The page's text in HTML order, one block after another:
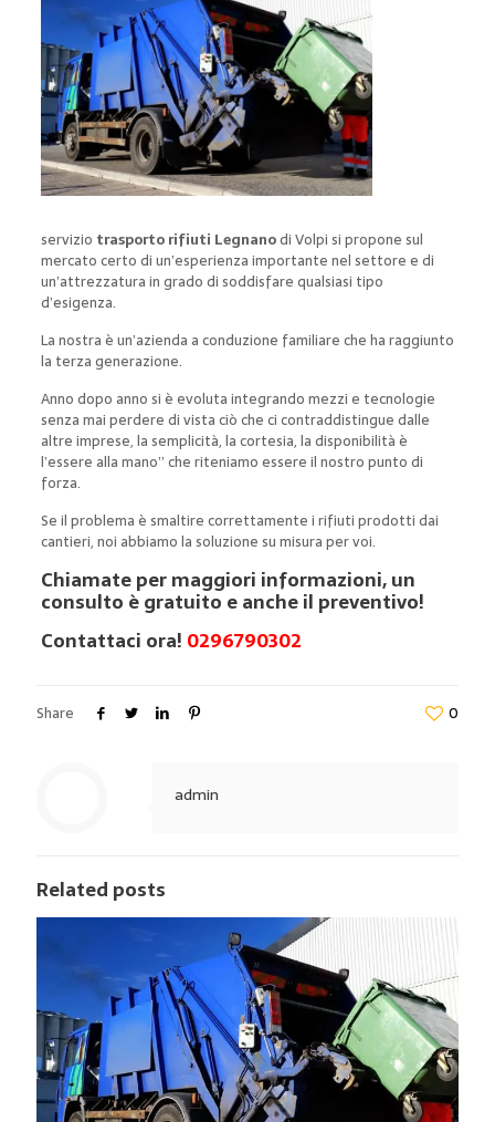
servizio trasporto rifiuti Legnanodi Volpi si propone sul
mercato certo di un’esperienza importante nel settore e di
un’attrezzatura in grado di soddisfare qualsiasi tipo
d’esigenza.
La nostra è un’azienda a conduzione familiare che ha raggiunto
la terza generazione.
Anno dopo anno si è evoluta integrando mezzi e tecnologie
senza mai perdere di vista ciò che ci contraddistingue dalle
altre imprese, la semplicità, la cortesia, la disponibilità è
l’essere alla mano” che riteniamo essere il nostro punto di
forza.
Se il problema è smaltire correttamente i rifiuti prodotti dai
cantieri, noi abbiamo la soluzione su misura per voi.
Chiamate per maggiori informazioni, un
consulto è gratuito e anche il preventivo!
Contattaci ora! 0296790302
Share 0
admin
Related posts